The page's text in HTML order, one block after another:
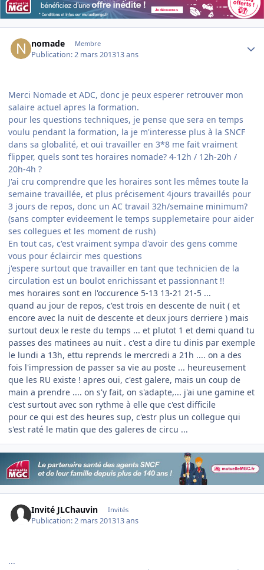
nomade Membre
Publication:2 mars 201313 ans
Merci Nomade et ADC, donc je peux esperer retrouver mon
salaire actuel apres la formation.
pour les questions techniques, je pense que sera en temps
voulu pendant la formation, la je m'interesse plus à la SNCF
dans sa globalité, et oui travailler en 3*8 me fait vraiment
flipper, quels sont tes horaires nomade? 4-12h / 12h-20h /
20h-4h ?
J'ai cru comprendre que les horaires sont les mêmes toute la
semaine travaillée, et plus précisement 4jours travaillés pour
3 jours de repos, donc un AC travail 32h/semaine minimum?
(sans compter evideement le temps supplemetaire pour aider
ses collegues et les moment de rush)
En tout cas, c'est vraiment sympa d'avoir des gens comme
vous pour éclaircir mes questions
j'espere surtout que travailler en tant que technicien de la
circulation est un boulot enrichissant et passionnant !!
mes horaires sont en l'occurence 5-13 13-21 21-5 ...
quand au jour de repos, c'est trois en descente de nuit ( et
encore avec la nuit de descente et deux jours derriere ) mais
surtout deux le reste du temps ... et plutot 1 et demi quand tu
passes des matinees au nuit . c'est a dire tu dinis par exemple
le lundi a 13h, ettu reprends le mercredi a 21h .... on a des
fois l'impression de passer sa vie au poste ... heureusement
que les RU existe ! apres oui, c'est galere, mais un coup de
main a prendre .... on s'y fait, on s'adapte,... j'ai une gamine et
c'est surtout avec son rythme à elle que c'est difficile
pour ce qui est des heures sup, c'estr plus un collegue qui
s'est raté le matin que des galeres de circu ...
Invité JLChauvin Invités
Publication:2 mars 201313 ans
...